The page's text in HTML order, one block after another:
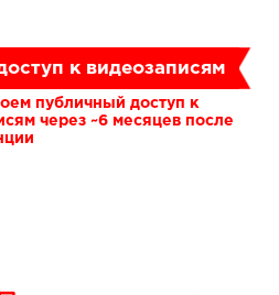
к видеозаписям
публичный доступ к
через ~6 месяцев после